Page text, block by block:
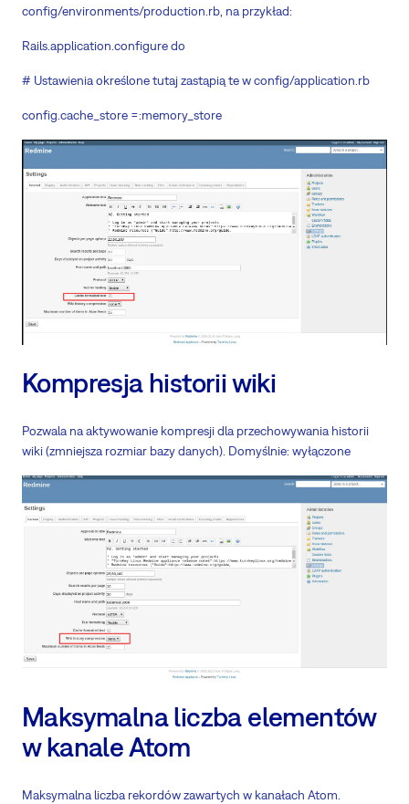
config/environments/production.rb, na przykład:
Rails.application.configure do
# Ustawienia określone tutaj zastąpią te w config/application.rb
config.cache_store =:memory_store
Kompresja historii wiki
Pozwala na aktywowanie kompresji dla przechowywania historii
wiki (zmniejsza rozmiar bazy danych). Domyślnie: wyłączone
Maksymalna liczba elementów
w kanale Atom
Maksymalna liczba rekordów zawartych w kanałach Atom.